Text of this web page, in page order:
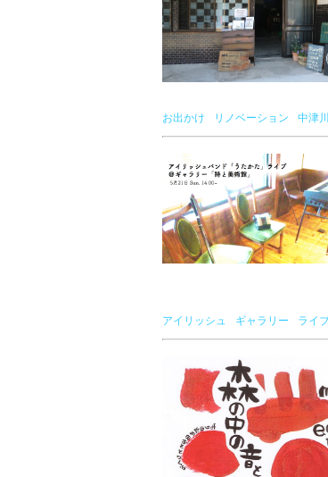
お出かけ リノベーション 中津川
アイリッシュ ギャラリー ライ